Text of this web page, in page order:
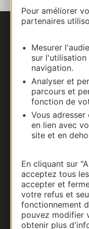
Pour améliorer
partenaires
Mesurer
sur l'utilisation
navigation.
Analyser et
parcours et
fonction de
Vous
en lien avec
site et en
En cliquant sur
acceptez tous
accepter et
votre refus et
fonctionnement
pouvez modifier
obtenir plus
Carte
Thermalisme
Business/Mice